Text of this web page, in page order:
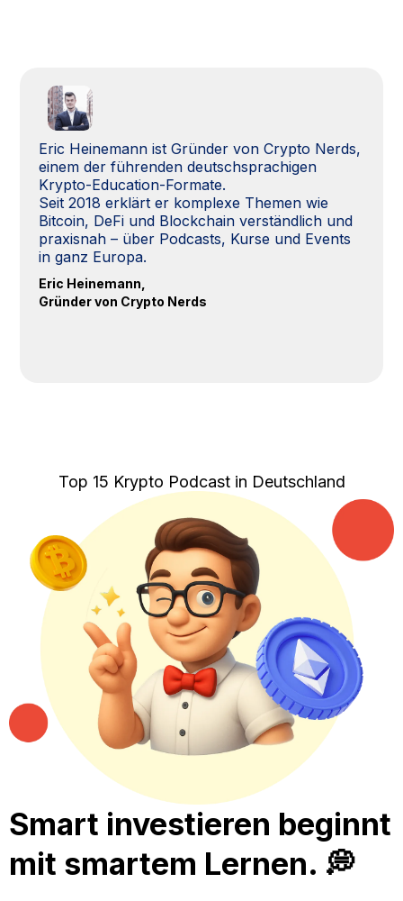
Eric Heinemann ist Gründer von Crypto Nerds,
einem der führenden deutschsprachigen
Krypto-Education-Formate.
Seit 2018 erklärt er komplexe Themen wie
Bitcoin, DeFi und Blockchain verständlich und
praxisnah – über Podcasts, Kurse und Events
in ganz Europa.
Eric Heinemann,
Gründer von Crypto Nerds
Top 15 Krypto Podcast in Deutschland
Smart investieren beginnt
mit smartem Lernen. 💭